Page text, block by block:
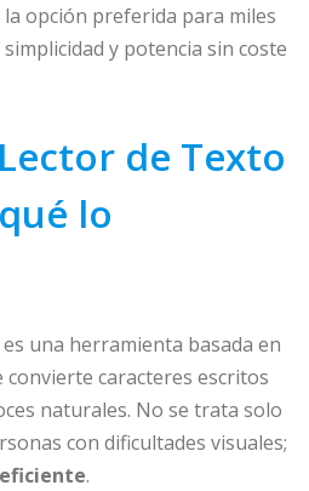
opción preferida para miles
y potencia sin coste
de Texto
lo
una herramienta basada en
caracteres escritos
naturales. No se trata solo
con dificultades visuales;
.